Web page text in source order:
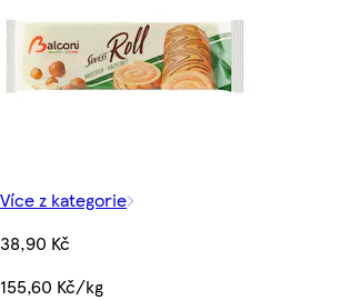
Více z kategorie
38,90 Kč
155,60 Kč/kg